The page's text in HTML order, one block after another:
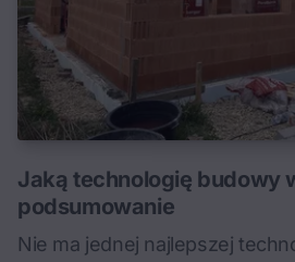
Jaką technologię budowy
podsumowanie
Nie ma jednej najlepszej